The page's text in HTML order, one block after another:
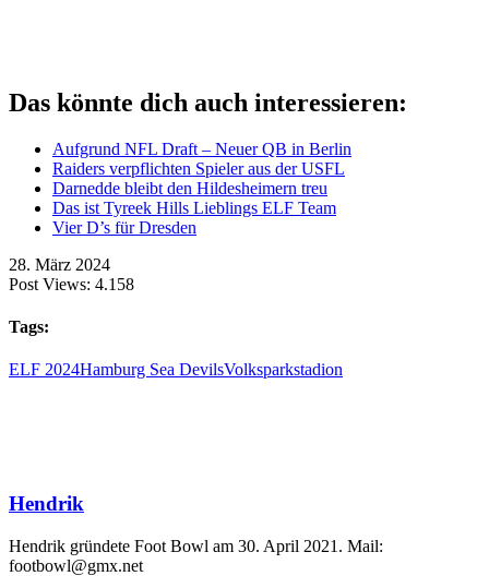
Das könnte dich auch interessieren:
Aufgrund NFL Draft – Neuer QB in Berlin
Raiders verpflichten Spieler aus der USFL
Darnedde bleibt den Hildesheimern treu
Das ist Tyreek Hills Lieblings ELF Team
Vier D’s für Dresden
28. März 2024
Post Views: 4.158
Tags:
ELF 2024Hamburg Sea DevilsVolksparkstadion
Hendrik
Hendrik gründete Foot Bowl am 30. April 2021. Mail:
footbowl@gmx.net